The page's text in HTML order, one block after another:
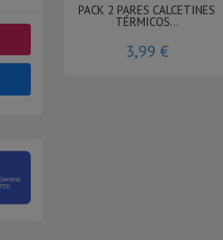
PACK 2 PARES CALCETINES
TÉRMICOS...
3,99 €